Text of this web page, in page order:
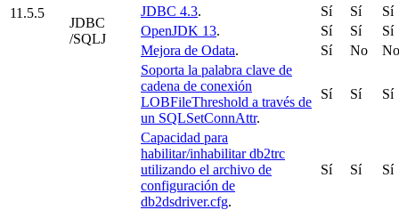
11.5.5
JDBC
/SQLJ
JDBC 4.3. Sí Sí
Sí
OpenJDK 13. Sí Sí
Sí
Mejora de Odata. Sí No No
Soporta la palabra clave de
cadena de conexión
LOBFileThreshold a través de
un SQLSetConnAttr.
Sí Sí Sí
Capacidad para
habilitar/inhabilitar db2trc
utilizando el archivo de
configuración de
db2dsdriver.cfg.
Sí Sí Sí